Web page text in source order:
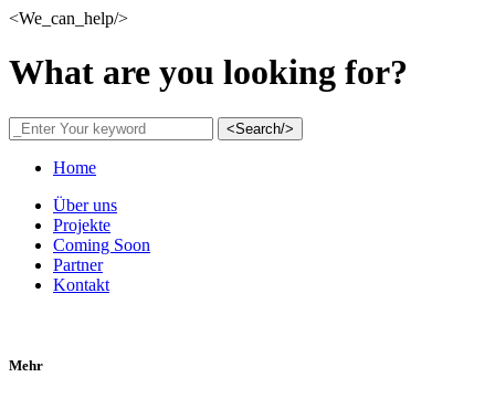
<We_can_help/>
What are you looking for?
<Search/>
Home
Über uns
Projekte
Coming Soon
Partner
Kontakt
Mehr